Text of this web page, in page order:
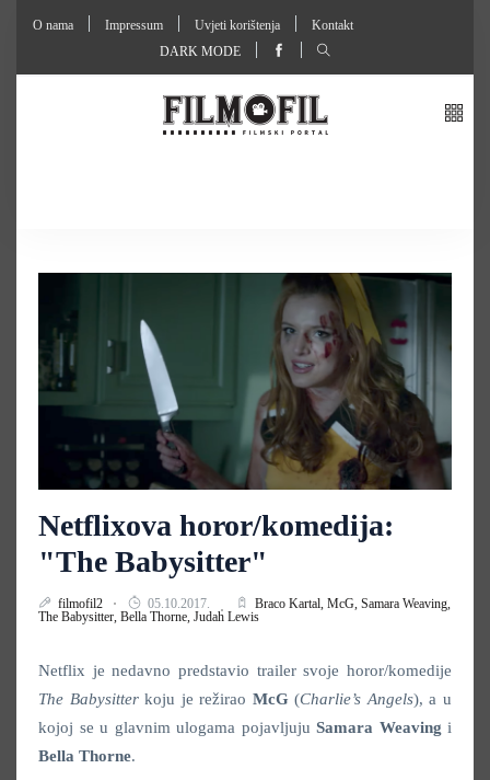
O nama Impressum Uvjeti korištenja
Kontakt
DARK MODE
Netflixova horor/komedija:
"The Babysitter"
filmofil2 05.10.2017. Braco Kartal, McG, Samara Weaving,
The Babysitter, Bella Thorne, Judah Lewis
Netflix je nedavno predstavio trailer svoje horor/komedije
The Babysitterkoju je režirao McG(Charlie’s Angels), a u
kojoj se u glavnim ulogama pojavljuju Samara Weaving i
Bella Thorne.